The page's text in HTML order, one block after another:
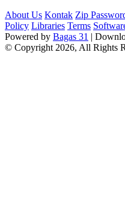
About Us Kontak Zip
Policy Libraries Terms
Powered by Bagas 31 |
© Copyright 2026, All Rights